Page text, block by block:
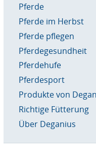
Pferde
Pferde im Herbst
Pferde pflegen
Pferdegesundheit
Pferdehufe
Pferdesport
Produkte von
Richtige Fütterung
Über Deganius